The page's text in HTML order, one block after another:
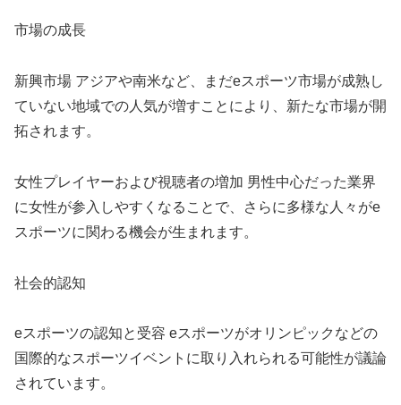
市場の成長
新興市場 アジアや南米など、まだeスポーツ市場が成熟し
ていない地域での人気が増すことにより、新たな市場が開
拓されます。
女性プレイヤーおよび視聴者の増加 男性中心だった業界
に女性が参入しやすくなることで、さらに多様な人々がe
スポーツに関わる機会が生まれます。
社会的認知
eスポーツの認知と受容 eスポーツがオリンピックなどの
国際的なスポーツイベントに取り入れられる可能性が議論
されています。